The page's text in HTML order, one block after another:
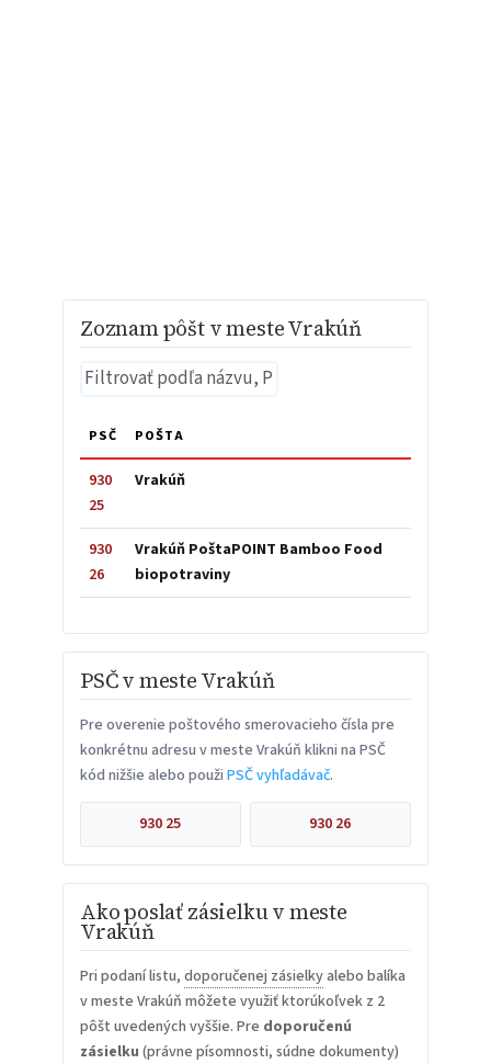
Zoznam pôšt v meste Vrakúň
PSČ POŠTA
930
25
Vrakúň
930
26
Vrakúň PoštaPOINT Bamboo Food
biopotraviny
PSČ v meste Vrakúň
Pre overenie poštového smerovacieho čísla pre
konkrétnu adresu v meste Vrakúň klikni na PSČ
kód nižšie alebo použi PSČ vyhľadávač.
930 25 930 26
Ako poslať zásielku v meste
Vrakúň
Pri podaní listu, doporučenej zásielkyalebo balíka
v meste Vrakúň môžete využiť ktorúkoľvek z 2
pôšt uvedených vyššie. Pre doporučenú
zásielku (právne písomnosti, súdne dokumenty)